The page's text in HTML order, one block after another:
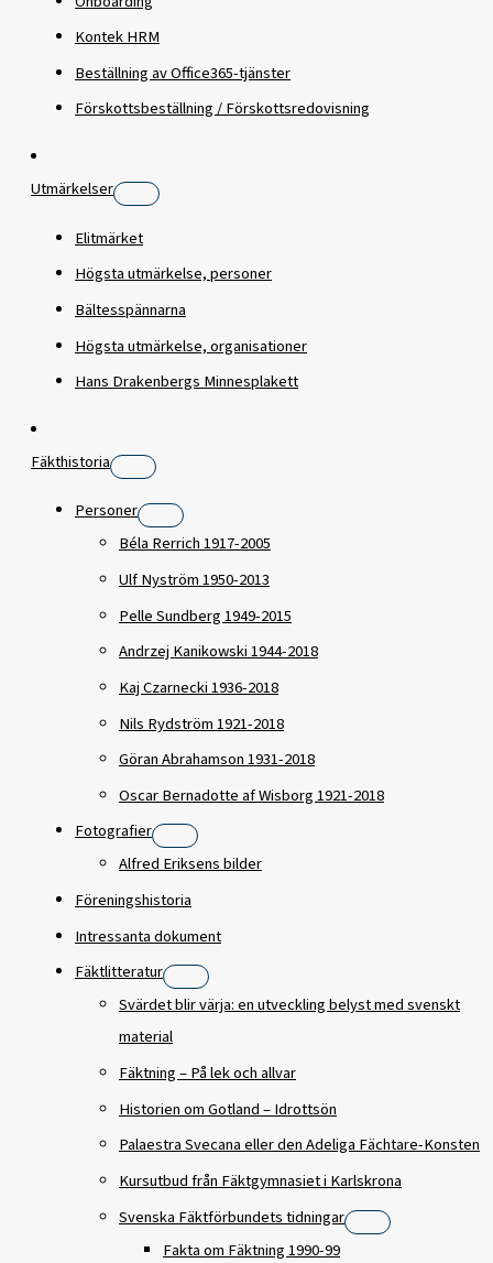
Kontek HRM
Beställning av Office365-tjänster
Förskottsbeställning / Förskottsredovisning
Utmärkelser
Elitmärket
Högsta utmärkelse, personer
Bältesspännarna
Högsta utmärkelse, organisationer
Hans Drakenbergs Minnesplakett
Fäkthistoria
Personer
Béla Rerrich 1917-2005
Ulf Nyström 1950-2013
Pelle Sundberg 1949-2015
Andrzej Kanikowski 1944-2018
Kaj Czarnecki 1936-2018
Nils Rydström 1921-2018
Göran Abrahamson 1931-2018
Oscar Bernadotte af Wisborg 1921-2018
Fotografier
Alfred Eriksens bilder
Föreningshistoria
Intressanta dokument
Fäktlitteratur
Svärdet blir värja: en utveckling belyst med svenskt
material
Fäktning – På lek och allvar
Historien om Gotland – Idrottsön
Palaestra Svecana eller den Adeliga Fächtare-Konsten
Kursutbud från Fäktgymnasiet i Karlskrona
Svenska Fäktförbundets tidningar
Fakta om Fäktning 1990-99